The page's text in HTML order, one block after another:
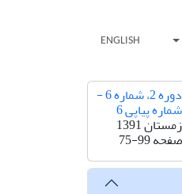
ENGLISH
دوره 2، شماره 6 -
شماره پیاپی 6
زمستان 1391
صفحه75-99